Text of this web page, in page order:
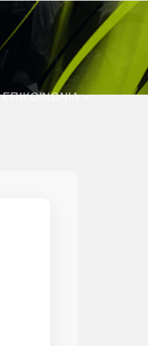
ΕΠΙΚΟΙΝΩΝΙΑ